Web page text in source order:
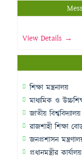
View Details →
শিক্ষা মন্ত্রনালয়
মাধ্যমিক ও
জাতীয় বিশ্ববিদ্যালয়
রাজশাহী শিক্ষা
জনপ্রশাসন
প্রধানমন্ত্রীর কার্যালয়